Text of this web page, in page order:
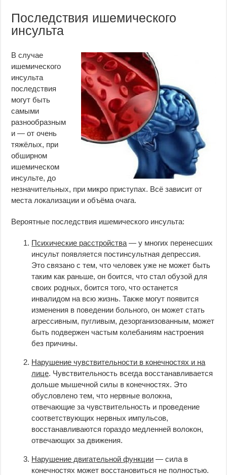
Последствия ишемического
инсульта
В случае
ишемического
инсульта
последствия
могут быть
самыми
разнообразным
и — от очень
тяжёлых, при
обширном
ишемическом
инсульте, до
незначительных, при микро приступах. Всё зависит от
места локализации и объёма очага.
Вероятные последствия ишемического инсульта:
Психические расстройства — у многих перенесших
инсульт появляется постинсультная депрессия.
Это связано с тем, что человек уже не может быть
таким как раньше, он боится, что стал обузой для
своих родных, боится того, что останется
инвалидом на всю жизнь. Также могут появится
изменения в поведении больного, он может стать
агрессивным, пугливым, дезорганизованным, может
быть подвержен частым колебаниям настроения
без причины.
Нарушение чувствительности в конечностях и на
лице. Чувствительность всегда восстанавливается
дольше мышечной силы в конечностях. Это
обусловлено тем, что нервные волокна,
отвечающие за чувствительность и проведение
соответствующих нервных импульсов,
восстанавливаются гораздо медленней волокон,
отвечающих за движения.
Нарушение двигательной функции — сила в
конечностях может восстановиться не полностью.